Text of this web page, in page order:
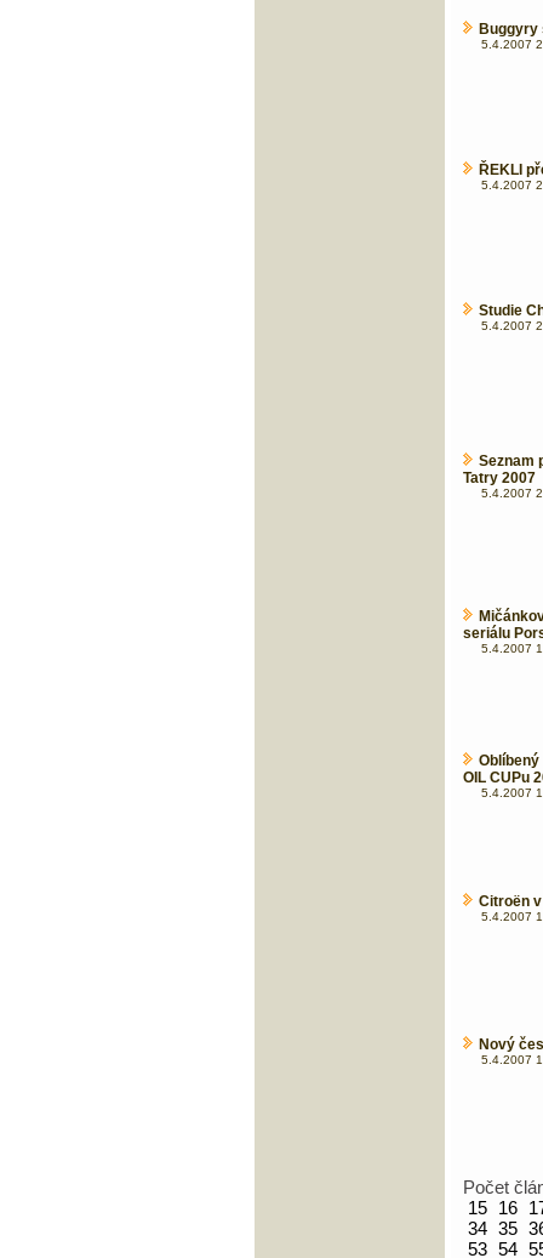
Buggyry
5.4.2007
ŘEKLI
5.4.2007
Studie
5.4.2007
Seznam
Tatry 2007
5.4.2007
seriálu
5.4.2007
OIL CUPu
5.4.2007
Citroën
5.4.2007
Nový
5.4.2007
Počet
15 16
34 35
53 54